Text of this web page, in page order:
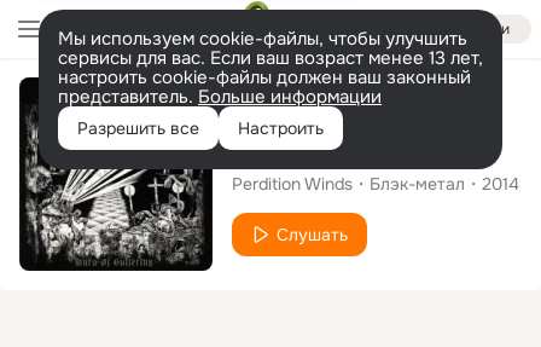
Войти
Мы используем cookie-файлы, чтобы улучшить
сервисы для вас. Если ваш возраст менее 13 лет,
настроить cookie-файлы должен ваш законный
представитель. Больше информации
Разрешить все Настроить
Альбом
Aura of Suffering
Perdition Winds Блэк-метал 2014
Слушать